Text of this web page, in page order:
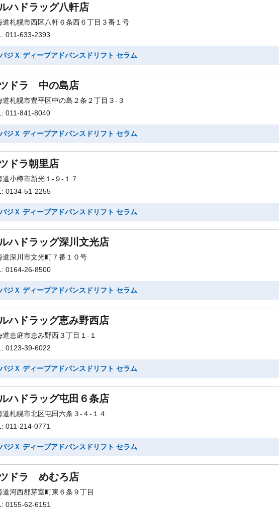
ハドラッグ八軒店
道札幌市西区八軒６条西６丁目３番１号
011-633-2393
ジＸ ディープアドバンスドリフト セラム
ドラ 中の島店
道札幌市豊平区中の島２条２丁目３-３
011-841-8040
ジＸ ディープアドバンスドリフト セラム
ドラ朝里店
道小樽市新光１-９-１７
0134-51-2255
ジＸ ディープアドバンスドリフト セラム
ハドラッグ深川文光店
道深川市文光町７番１０号
0164-26-8500
ジＸ ディープアドバンスドリフト セラム
ハドラッグ恵み野西店
道恵庭市恵み野西３丁目１-１
0123-39-6022
ジＸ ディープアドバンスドリフト セラム
ハドラッグ屯田６条店
道札幌市北区屯田六条３-４-１４
011-214-0771
ジＸ ディープアドバンスドリフト セラム
ドラ めむろ店
道河西郡芽室町東６条９丁目
0155-62-6151